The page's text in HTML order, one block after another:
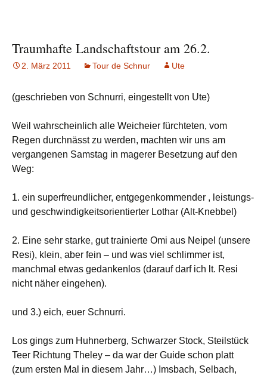
Traumhafte Landschaftstour am 26.2.
2. März 2011 Tour de Schnur Ute
(geschrieben von Schnurri, eingestellt von Ute)
Weil wahrscheinlich alle Weicheier fürchteten, vom
Regen durchnässt zu werden, machten wir uns am
vergangenen Samstag in magerer Besetzung auf den
Weg:
1. ein superfreundlicher, entgegenkommender , leistungs-
und geschwindigkeitsorientierter Lothar (Alt-Knebbel)
2. Eine sehr starke, gut trainierte Omi aus Neipel (unsere
Resi), klein, aber fein – und was viel schlimmer ist,
manchmal etwas gedankenlos (darauf darf ich lt. Resi
nicht näher eingehen).
und 3.) eich, euer Schnurri.
Los gings zum Huhnerberg, Schwarzer Stock, Steilstück
Teer Richtung Theley – da war der Guide schon platt
(zum ersten Mal in diesem Jahr…) Imsbach, Selbach,